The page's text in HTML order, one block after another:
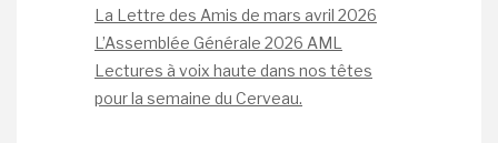
La Lettre des Amis de mars avril 2026
L’Assemblée Générale 2026 AML
Lectures à voix haute dans nos têtes
pour la semaine du Cerveau.